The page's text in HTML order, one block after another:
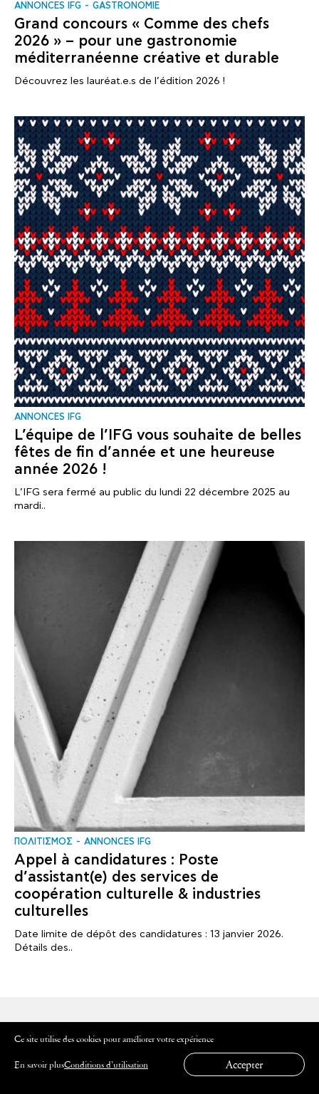
ANNONCES IFG GASTRONOMIE
Grand concours « Comme des chefs
2026 » – pour une gastronomie
méditerranéenne créative et durable
Découvrez les lauréat.e.s de l’édition 2026 !
ANNONCES IFG
L’équipe de l’IFG vous souhaite de belles
fêtes de fin d’année et une heureuse
année 2026 !
L’IFG sera fermé au public du lundi 22 décembre 2025 au
mardi..
ΠΟΛΙΤΙΣΜΟΣ ANNONCES IFG
Appel à candidatures : Poste
d’assistant(e) des services de
coopération culturelle & industries
culturelles
Date limite de dépôt des candidatures : 13 janvier 2026.
Détails des..
Découvrez les programmes pédagogiques et les
événements de l'Institut français de Grèce
Ce site utilise des cookies pour améliorer votre expérience
En savoir plusConditions d’utilisation Accepter